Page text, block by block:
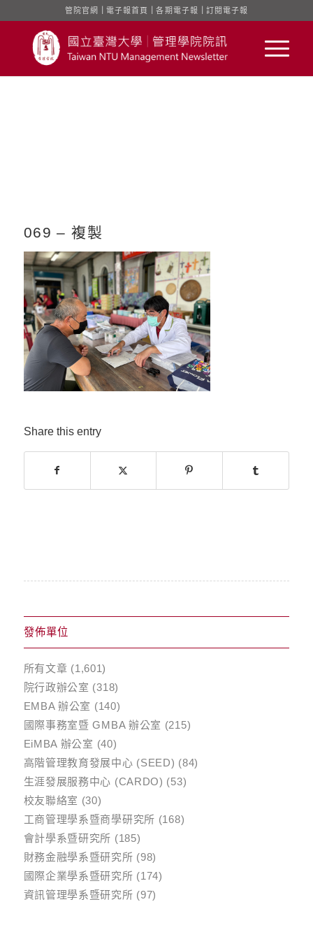
管院官網 電子報首頁 ｜各期電子報 訂閱電子報
069 – 複製
Share this entry
發佈單位
所有文章 (1,601)
院行政辦公室 (318)
EMBA 辦公室 (140)
國際事務室暨 GMBA 辦公室 (215)
EiMBA 辦公室 (40)
高階管理教育發展中心 (SEED) (84)
生涯發展服務中心 (CARDO) (53)
校友聯絡室 (30)
工商管理學系暨商學研究所 (168)
會計學系暨研究所 (185)
財務金融學系暨研究所 (98)
國際企業學系暨研究所 (174)
資訊管理學系暨研究所 (97)